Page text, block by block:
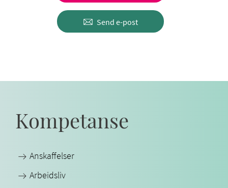
Send e-post
Kompetanse
Anskaffelser
Arbeidsliv